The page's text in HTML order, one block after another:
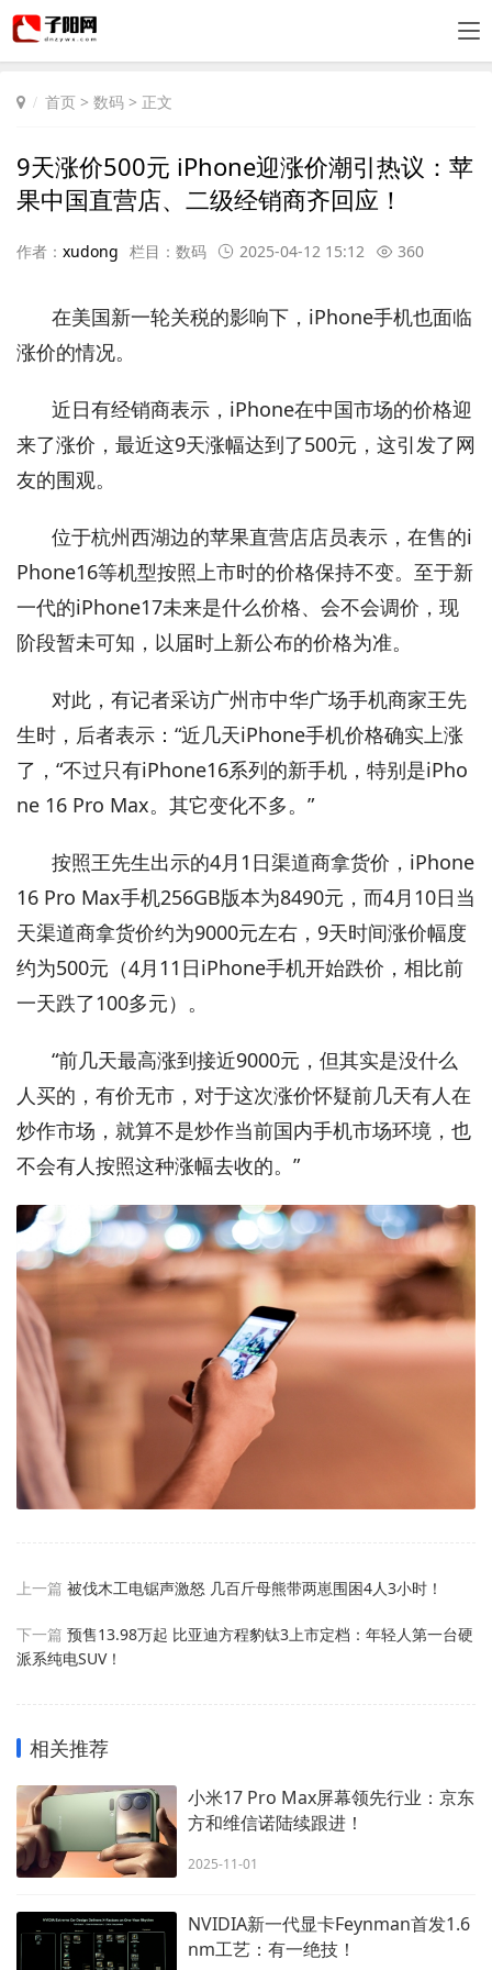
首页 > 数码 > 正文
9天涨价500元 iPhone迎涨价潮引热议：苹
果中国直营店、二级经销商齐回应！
作者： xudong 栏目： 数码 2025-04-12 15:12 360
在美国新一轮关税的影响下，iPhone手机也面临
涨价的情况。
近日有经销商表示，iPhone在中国市场的价格迎
来了涨价，最近这9天涨幅达到了500元，这引发了网
友的围观。
位于杭州西湖边的苹果直营店店员表示，在售的i
Phone16等机型按照上市时的价格保持不变。至于新
一代的iPhone17未来是什么价格、会不会调价，现
阶段暂未可知，以届时上新公布的价格为准。
对此，有记者采访广州市中华广场手机商家王先
生时，后者表示：“近几天iPhone手机价格确实上涨
了，“不过只有iPhone16系列的新手机，特别是iPho
ne 16 Pro Max。其它变化不多。”
按照王先生出示的4月1日渠道商拿货价，iPhone
16 Pro Max手机256GB版本为8490元，而4月10日当
天渠道商拿货价约为9000元左右，9天时间涨价幅度
约为500元（4月11日iPhone手机开始跌价，相比前
一天跌了100多元）。
“前几天最高涨到接近9000元，但其实是没什么
人买的，有价无市，对于这次涨价怀疑前几天有人在
炒作市场，就算不是炒作当前国内手机市场环境，也
不会有人按照这种涨幅去收的。”
上一篇 被伐木工电锯声激怒 几百斤母熊带两崽围困4人3小时！
下一篇 预售13.98万起 比亚迪方程豹钛3上市定档：年轻人第一台硬
派系纯电SUV！
相关推荐
小米17 Pro Max屏幕领先行业：京东
方和维信诺陆续跟进！
2025-11-01
NVIDIA新一代显卡Feynman首发1.6
nm工艺：有一绝技！